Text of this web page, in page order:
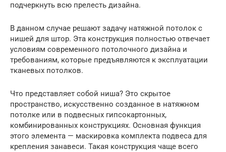
подчеркнуть всю прелесть дизайна.
В данном случае решают задачу натяжной потолок с
нишей для штор. Эта конструкция полностью отвечает
условиям современного потолочного дизайна и
требованиям, которые предъявляются к эксплуатации
тканевых потолков.
Что представляет собой ниша? Это скрытое
пространство, искусственно созданное в натяжном
потолке или в подвесных гипсокартонных,
комбинированных конструкциях. Основная функция
этого элемента — маскировка комплекта подвеса для
крепления занавеси. Такая конструкция чаще всего